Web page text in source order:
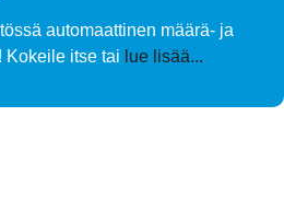
automaattinen määrä- ja
Kokeile itse tai lue lisää...